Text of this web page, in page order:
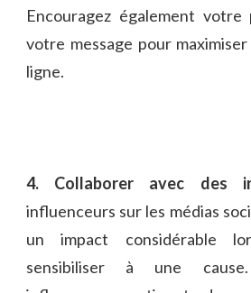
⁤Encouragez également
votre message pour
ligne.
4. Collaborer avec des
influenceurs sur les médias
un impact considérable
sensibiliser à une